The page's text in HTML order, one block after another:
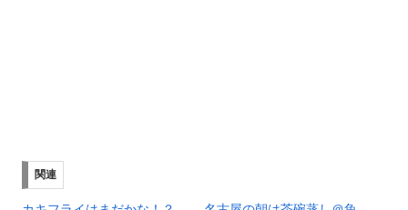
関連